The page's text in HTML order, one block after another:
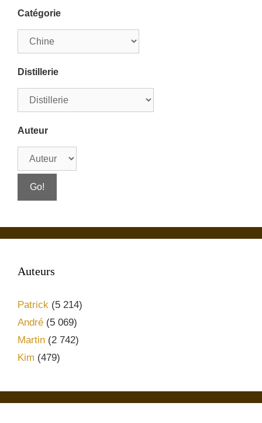
Catégorie
Distillerie
Auteur
Auteurs
Patrick (5 214)
André (5 069)
Martin (2 742)
Kim (479)